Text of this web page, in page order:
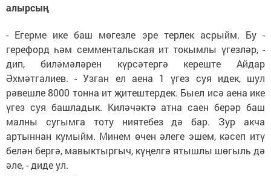
алырсың
- Егерме ике баш мөгезле эре терлек асрыйм. Бу -
герефорд һәм семментальская ит токымлы үгезләр, -
дип, биләмәләрен күрсәтергә кереште Айдар
Әхмәтгалиев. - Узган ел аена 1 үгез суя идек, шул
рәвешле 8000 тонна ит җитештердек. Быел исә аена ике
үгез суя башладык. Киләчәктә атна саен берәр баш
малны сугымга тоту ниятебез дә бар. Зур акча
артыннан кумыйм. Минем өчен әлеге эшем, кәсеп итү
белән бергә, мавыктыргыч, күңелгә ятышлы шөгыль дә
әле, - диде ул.